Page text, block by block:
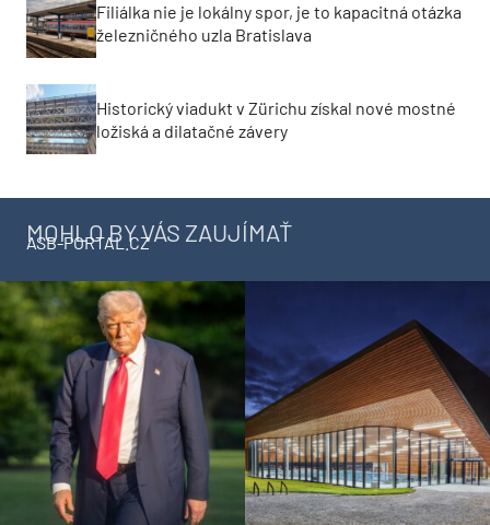
Filiálka nie je lokálny spor, je to kapacitná otázka
železničného uzla Bratislava
Historický viadukt v Zürichu získal nové mostné
ložiská a dilatačné závery
MOHLO BY VÁS ZAUJÍMAŤ
ASB-PORTAL.CZ